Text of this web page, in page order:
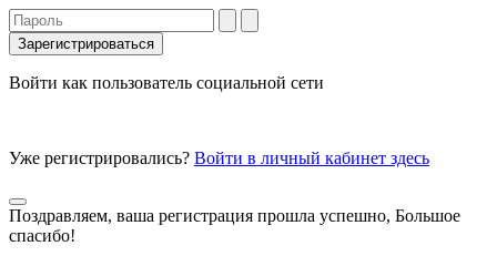
Войти как пользователь социальной сети
Уже регистрировались? Войти в личный кабинет здесь
Поздравляем, ваша регистрация прошла успешно, Большое
спасибо!